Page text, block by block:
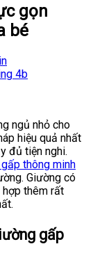
gọn
bé
ngủ nhỏ cho
hiệu quả nhất
đủ tiện nghi.
thông minh
Giường có
thêm rất
gấp